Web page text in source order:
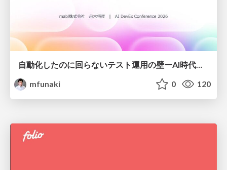
mfunaki
0 120